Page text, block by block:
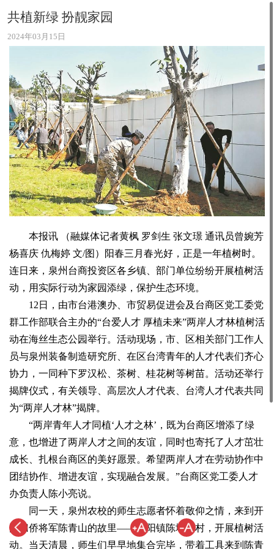
共植新绿 扮靓家园
2024年03月15日
本报讯 （融媒体记者黄枫 罗剑生 张文璟 通讯员曾婉芳
杨喜庆 仇梅婷 文/图）阳春三月春光好，正是一年植树时。
连日来，泉州台商投资区各乡镇、部门单位纷纷开展植树活
动，用实际行动为家园添绿，保护生态环境。
12日，由市台港澳办、市贸易促进会及台商区党工委党
群工作部联合主办的“台爱人才 厚植未来”两岸人才林植树活
动在海丝生态公园举行。活动现场，市、区相关部门工作人
员与泉州装备制造研究所、在区台湾青年的人才代表们齐心
协力，一同种下罗汉松、茶树、桂花树等树苗。活动还举行
揭牌仪式，有关领导、高层次人才代表、台湾人才代表共同
为“两岸人才林”揭牌。
“两岸青年人才同植‘人才之林’，既为台商区增添了绿
意，也增进了两岸人才之间的友谊，同时也寄托了人才茁壮
成长、扎根台商区的美好愿景。希望两岸人才在劳动协作中
团结协作、增进友谊，实现融合发展。”台商区党工委人才
办负责人陈小亮说。
同一天，泉州农校的师生志愿者怀着敬仰之情，来到开
国归侨将军陈青山的故里——洛阳镇陈埭头村，开展植树活
动。当天清晨，师生们早早地集合完毕，带着工具来到陈青